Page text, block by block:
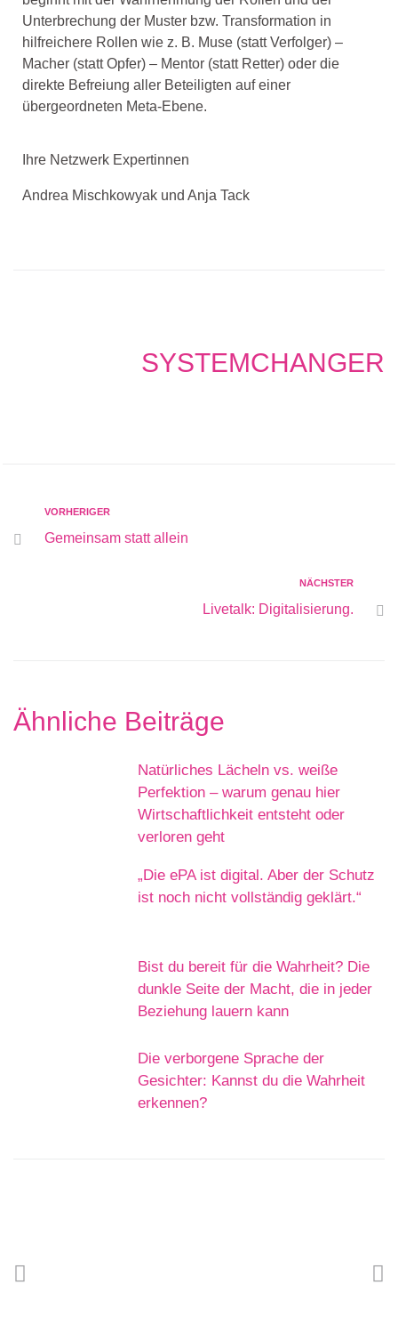
Unterbrechung der Muster bzw. Transformation in
hilfreichere Rollen wie z. B. Muse (statt Verfolger) –
Macher (statt Opfer) – Mentor (statt Retter) oder die
direkte Befreiung aller Beteiligten auf einer
übergeordneten Meta-Ebene.
Ihre Netzwerk Expertinnen
Andrea Mischkowyak und Anja Tack
SYSTEMCHANGER
VORHERIGER
Gemeinsam statt allein
NÄCHSTER
Livetalk: Digitalisierung.
Ähnliche Beiträge
Natürliches Lächeln vs. weiße
Perfektion – warum genau hier
Wirtschaftlichkeit entsteht oder
verloren geht
„Die ePA ist digital. Aber der Schutz
ist noch nicht vollständig geklärt.“
Bist du bereit für die Wahrheit? Die
dunkle Seite der Macht, die in jeder
Beziehung lauern kann
Die verborgene Sprache der
Gesichter: Kannst du die Wahrheit
erkennen?